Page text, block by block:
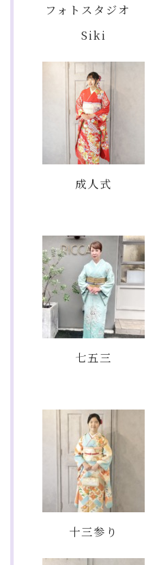
フォトスタジオ
Siki
成人式
七五三
十三参り